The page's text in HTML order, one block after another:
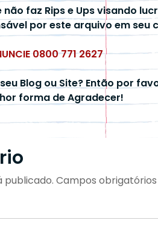
faz Rips e Ups visando
por este arquivo em seu
0800 771 2627
Blog ou Site? Então por
forma de Agradecer!
publicado. Campos